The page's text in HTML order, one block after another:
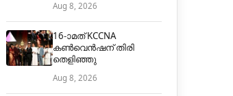
Aug 8, 2026
16-ാമത് KCCNA
കൺവെൻഷന് തിരി
തെളിഞ്ഞു
Aug 8, 2026